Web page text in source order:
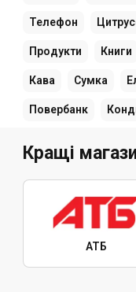
Телефон
Продукти Книги
Кава Сумка
Повербанк
Кращі
АТБ